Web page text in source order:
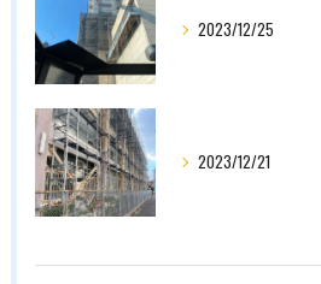
2023/12/25
2023/12/21